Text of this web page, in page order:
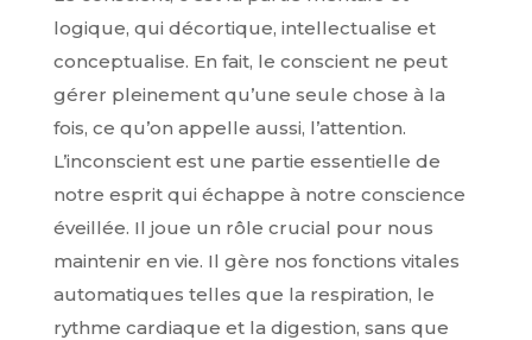
logique, qui décortique, intellectualise et
conceptualise. En fait, le conscient ne peut
gérer pleinement qu’une seule chose à la
fois, ce qu’on appelle aussi, l’attention.
L’inconscient est une partie essentielle de
notre esprit qui échappe à notre conscience
éveillée. Il joue un rôle crucial pour nous
maintenir en vie. Il gère nos fonctions vitales
automatiques telles que la respiration, le
rythme cardiaque et la digestion, sans que